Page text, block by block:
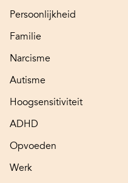
Persoonlijkheid
Familie
Narcisme
Autisme
Hoogsensitiviteit
ADHD
Opvoeden
Werk